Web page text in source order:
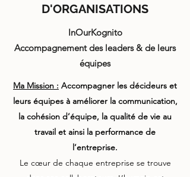
D'ORGANISATIONS
InOurKognito
Accompagnement des leaders & de leurs
équipes
Ma Mission : Accompagner les décideurs et
leurs équipes à améliorer la communication,
la cohésion d’équipe, la qualité de vie au
travail et ainsi la performance de
l’entreprise.
Le cœur de chaque entreprise se trouve